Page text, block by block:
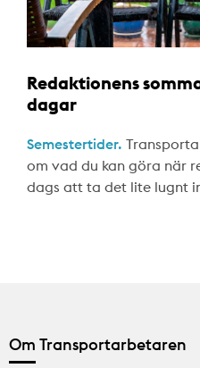
Redaktionens
dagar
Semestertider.
om vad du kan göra när
dags att ta det lite lugnt
Om Transportarbetaren